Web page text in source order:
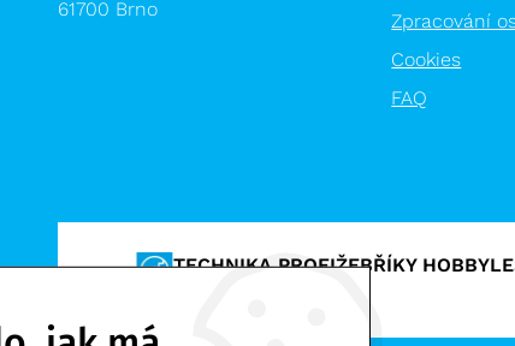
61700 Brno
Zpracování
Cookies
FAQ
TECHNIKA PROFIŽEBŘÍKY HOBBY